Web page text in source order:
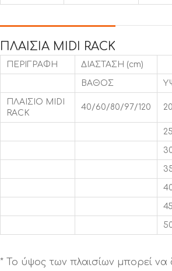
ΠΛΑΙΣΙΑ MIDI RACK
ΠΕΡΙΓΡΑΦΗ ΔΙΑΣΤΑΣΗ (cm)
ΒΑΘΟΣ
ΠΛΑΙΣΙΟ MIDI
RACK
40/60/80/97/120
* Το ύψος των πλαισίων μπορεί να